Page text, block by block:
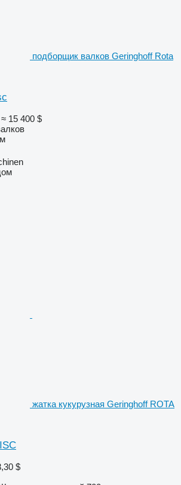
подборщик валков Geringhoff Rota
≈ 15 400 $
жатка кукурузная Geringhoff ROTA
$